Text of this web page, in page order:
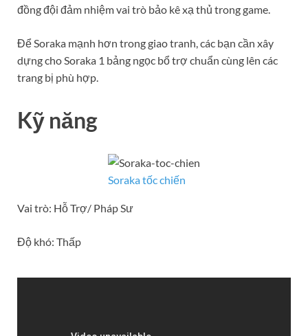
đồng đội đảm nhiệm vai trò bảo kê xạ thủ trong game.
Để Soraka mạnh hơn trong giao tranh, các bạn cần xây
dựng cho Soraka 1 bảng ngọc bổ trợ chuẩn cùng lên các
trang bị phù hợp.
Kỹ năng
Soraka tốc chiến
Vai trò: Hỗ Trợ/ Pháp Sư
Độ khó: Thấp